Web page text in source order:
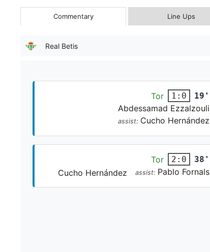
Commentary Line Ups
Real Betis
Tor 1:0 19'
Abdessamad Ezzalzouli
assist: Cucho Hernández
Tor 2:0 38'
Cucho Hernández assist: Pablo Fornals